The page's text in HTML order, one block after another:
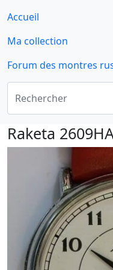
Accueil
Ma collection
Forum des montres
Raketa